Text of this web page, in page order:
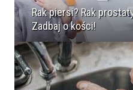
Rak piersi? Rak
Zadbaj o kości!